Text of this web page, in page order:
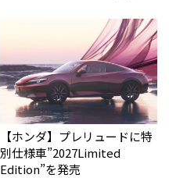
【ホンダ】プレリュードに特
別仕様車”2027Limited
Edition”を発売